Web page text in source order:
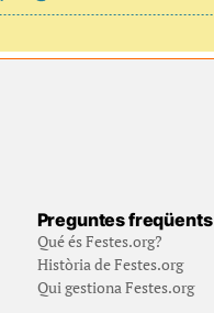
Preguntes freqüents
Qué és Festes.org?
Història de Festes.org
Qui gestiona Festes.org